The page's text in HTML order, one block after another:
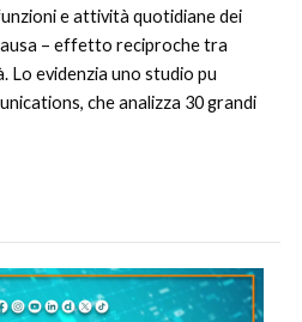
e attività quotidiane dei
– effetto reciproche tra
Lo evidenzia uno studio pu
che analizza 30 grandi